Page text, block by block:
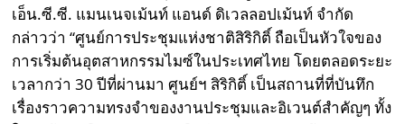
เอ็น.ซี.ซี. แมนเนจเม้นท์ แอนด์ ดิเวลลอปเม้นท์ จำกัด
กล่าวว่า “ศูนย์การประชุมแห่งชาติสิริกิติ์ ถือเป็นหัวใจของ
การเริ่มต้นอุตสาหกรรมไมซ์ในประเทศไทย โดยตลอดระยะ
เวลากว่า 30 ปีที่ผ่านมา ศูนย์ฯ สิริกิติ์ เป็นสถานที่ที่บันทึก
เรื่องราวความทรงจำของงานประชุมและอิเวนต์สำคัญๆ ทั้ง